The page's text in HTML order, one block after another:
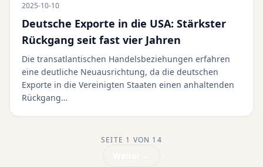
2025-10-10
Deutsche Exporte in die USA: Stärkster
Rückgang seit fast vier Jahren
Die transatlantischen Handelsbeziehungen erfahren
eine deutliche Neuausrichtung, da die deutschen
Exporte in die Vereinigten Staaten einen anhaltenden
Rückgang…
SEITE 1 VON 14